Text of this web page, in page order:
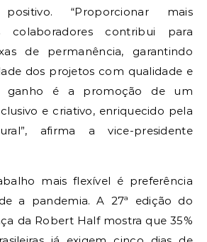
“Proporcionar mais
colaboradores contribui para
de permanência, garantindo
dos projetos com qualidade e
ganho é a promoção de um
e criativo, enriquecido pela
afirma a vice-presidente
mais flexível é preferência
a pandemia. A 27ª edição do
da Robert Half mostra que 35%